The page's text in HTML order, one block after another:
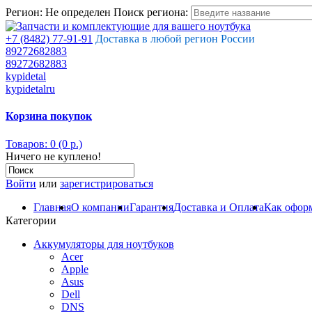
Регион: Не определен Поиск региона:
+7 (8482) 77-91-91 Доставка в любой регион России
89272682883
89272682883
kypidetal
kypidetalru
Корзина покупок
Товаров: 0 (0 р.)
Ничего не куплено!
Войти или зарегистрироваться
ГлавнаяО компанииГарантияДоставка и ОплатаКак
Категории
Аккумуляторы для ноутбуков
Acer
Apple
Asus
Dell
DNS